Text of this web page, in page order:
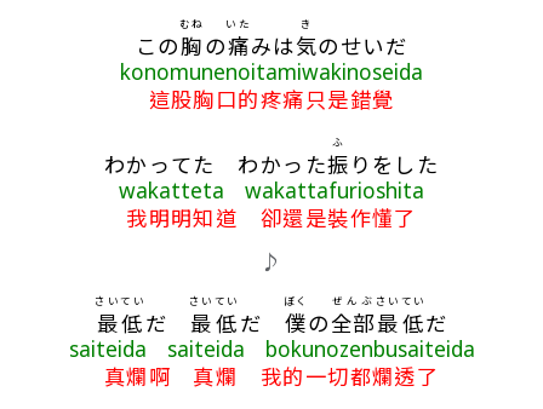
この胸
むね
の痛
いた
みは気
き
のせいだ
konomunenoitamiwakinoseida
這股胸口的疼痛只是錯覺
わかってた わかった振
ふ
りをした
wakatteta wakattafurioshita
我明明知道 卻還是裝作懂了
♪
最低
さいてい
だ 最低
さいてい
だ 僕
ぼく
の全部
ぜんぶ
最低
さいてい
だ
saiteida saiteida bokunozenbusaiteida
真爛啊 真爛 我的一切都爛透了